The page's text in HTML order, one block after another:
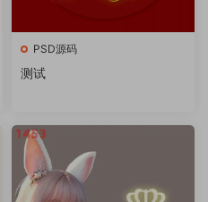
PSD源码
测试